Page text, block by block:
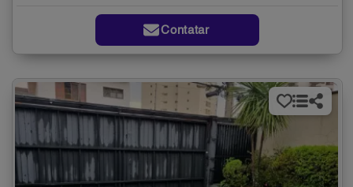
Contatar